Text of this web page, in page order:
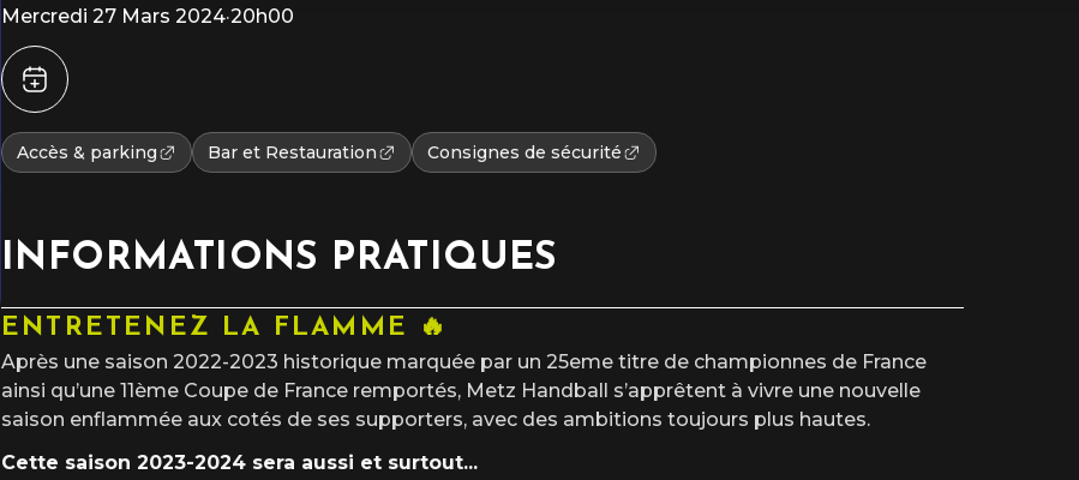
Mercredi 27 Mars 2024·20h00
Accès & parking Bar et Restauration Consignes de sécurité
INFORMATIONS PRATIQUES
ENTRETENEZ LA FLAMME 🔥
Après une saison 2022-2023 historique marquée par un 25eme titre de championnes de France
ainsi qu’une 11ème Coupe de France remportés, Metz Handball s’apprêtent à vivre une nouvelle
saison enflammée aux cotés de ses supporters, avec des ambitions toujours plus hautes.
Cette saison 2023-2024 sera aussi et surtout...